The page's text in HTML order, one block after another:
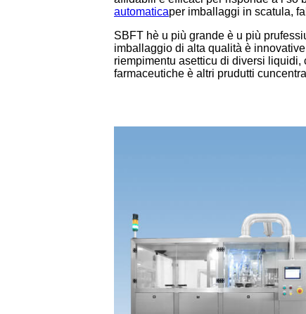
automaticaper imballaggi in scatula,
SBFT hè u più grande è u più
imballaggio di alta qualità è
riempimentu asetticu di diversi
farmaceutiche è altri prudutti